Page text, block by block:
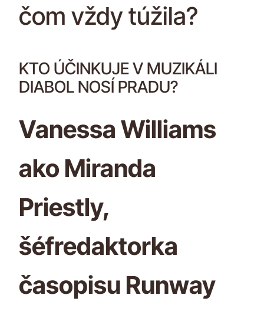
čom vždy túžila?
KTO ÚČINKUJE V MUZIKÁLI
DIABOL NOSÍ PRADU?
Vanessa Williams
ako Miranda
Priestly,
šéfredaktorka
časopisu Runway